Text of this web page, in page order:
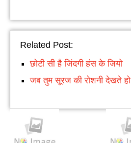
Related Post:
छोटी सी है जिंदगी हंस के जियो
जब तुम सूरज की रोशनी देखते हो